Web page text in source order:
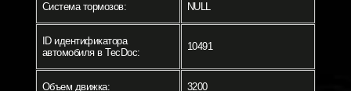
Система тормозов: NULL
ID идентификатора
автомобиля в TecDoc:
10491
Объем движка: 3200